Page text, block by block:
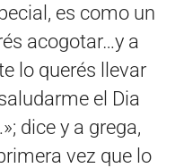
es como un
acogotar…y a
lo querés llevar
el Dia
dice y a grega,
vez que lo